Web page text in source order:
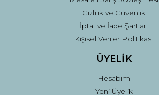
Gizlilik ve Güvenlik
İptal ve İade Şartları
Kişisel Veriler Politikası
ÜYELİK
Hesabım
Yeni Üyelik